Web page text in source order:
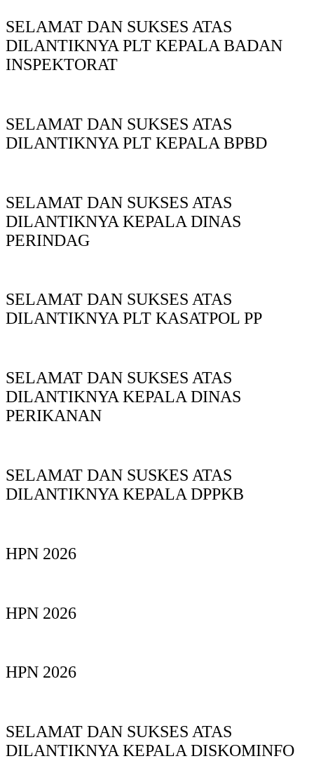
SELAMAT DAN SUKSES ATAS
DILANTIKNYA PLT KEPALA BADAN
INSPEKTORAT
SELAMAT DAN SUKSES ATAS
DILANTIKNYA PLT KEPALA BPBD
SELAMAT DAN SUKSES ATAS
DILANTIKNYA KEPALA DINAS
PERINDAG
SELAMAT DAN SUKSES ATAS
DILANTIKNYA PLT KASATPOL PP
SELAMAT DAN SUKSES ATAS
DILANTIKNYA KEPALA DINAS
PERIKANAN
SELAMAT DAN SUSKES ATAS
DILANTIKNYA KEPALA DPPKB
HPN 2026
HPN 2026
HPN 2026
SELAMAT DAN SUKSES ATAS
DILANTIKNYA KEPALA DISKOMINFO